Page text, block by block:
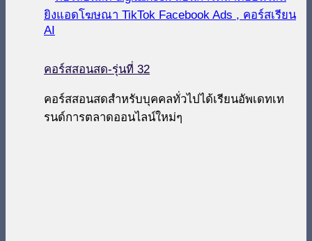
คอร์สสอนสด-รุ่นที่ 32
คอร์สสอนสดสำหรับบุคคลทั่วไปได้เรียนอัพเดทเท
รนด์การตลาดออนไลน์ใหม่ๆ